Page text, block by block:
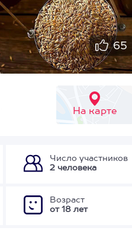
65
На карте
Число участников
2 человека
Возраст
от 18 лет